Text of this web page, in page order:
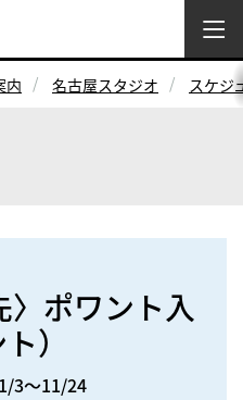
内 名古屋スタジオ スケジ
〉ポワント入
）
3～11/24